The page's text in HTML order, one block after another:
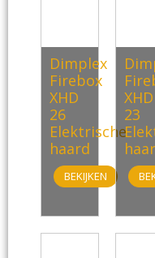
Dimplex
Firebox
XHD
26
Elektrische
haard
BEKIJKEN
XHD
23